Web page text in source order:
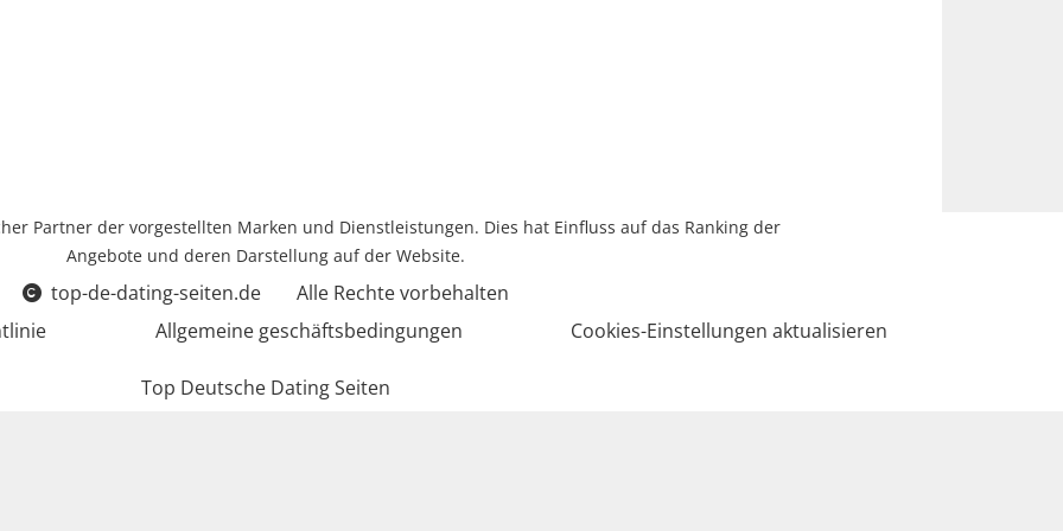
Partner der vorgestellten Marken und Dienstleistungen. Dies hat Einfluss auf das Ranking der
Angebote und deren Darstellung auf der Website.
top-de-dating-seiten.de
Alle Rechte vorbehalten
Allgemeine geschäftsbedingungen Cookies-Einstellungen aktualisieren
Top Deutsche Dating Seiten